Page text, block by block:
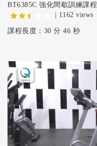
BT6385C 強化間歇訓練課程
| 1162 views
課程長度：30 分 46 秒